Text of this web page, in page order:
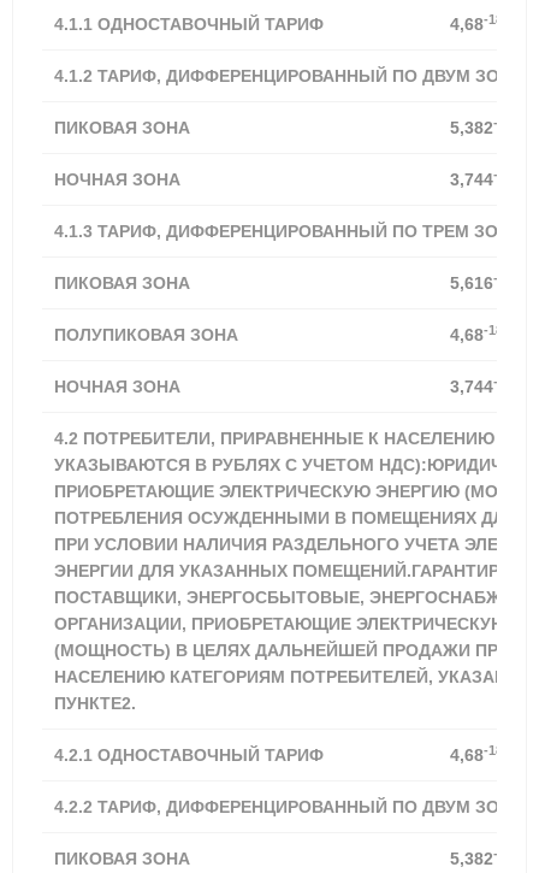
4.1.1 ОДНОСТАВОЧНЫЙ ТАРИФ 4,68-18,21%
4.1.2 ТАРИФ, ДИФФЕРЕНЦИРОВАННЫЙ ПО ДВУМ
ПИКОВАЯ ЗОНА 5,382-
НОЧНАЯ ЗОНА 3,744-
4.1.3 ТАРИФ, ДИФФЕРЕНЦИРОВАННЫЙ ПО ТРЕМ ЗОНАМ
ПИКОВАЯ ЗОНА 5,616-
ПОЛУПИКОВАЯ ЗОНА 4,68-18,21%
НОЧНАЯ ЗОНА 3,744-
4.2 ПОТРЕБИТЕЛИ, ПРИРАВНЕННЫЕ К НАСЕЛЕНИЮ
УКАЗЫВАЮТСЯ В РУБЛЯХ С УЧЕТОМ
ПРИОБРЕТАЮЩИЕ ЭЛЕКТРИЧЕСКУЮ ЭНЕРГИЮ
ПОТРЕБЛЕНИЯ ОСУЖДЕННЫМИ В ПОМЕЩЕНИЯХ ДЛЯ
ПРИ УСЛОВИИ НАЛИЧИЯ РАЗДЕЛЬНОГО УЧЕТА
ЭНЕРГИИ ДЛЯ УКАЗАННЫХ
ПОСТАВЩИКИ, ЭНЕРГОСБЫТОВЫЕ,
ОРГАНИЗАЦИИ, ПРИОБРЕТАЮЩИЕ ЭЛЕКТРИЧЕСКУЮ
(МОЩНОСТЬ) В ЦЕЛЯХ ДАЛЬНЕЙШЕЙ ПРОДАЖИ
НАСЕЛЕНИЮ КАТЕГОРИЯМ ПОТРЕБИТЕЛЕЙ,
ПУНКТЕ2.
4.2.1 ОДНОСТАВОЧНЫЙ ТАРИФ 4,68-18,21%
4.2.2 ТАРИФ, ДИФФЕРЕНЦИРОВАННЫЙ ПО ДВУМ
ПИКОВАЯ ЗОНА 5,382-